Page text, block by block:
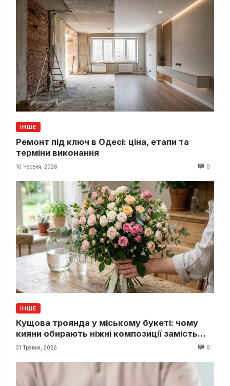
ІНШЕ
Ремонт під ключ в Одесі: ціна, етапи та
терміни виконання
10 Червня, 2026 0
ІНШЕ
Кущова троянда у міському букеті: чому
кияни обирають ніжні композиції замість
класики
21 Травня, 2026 0